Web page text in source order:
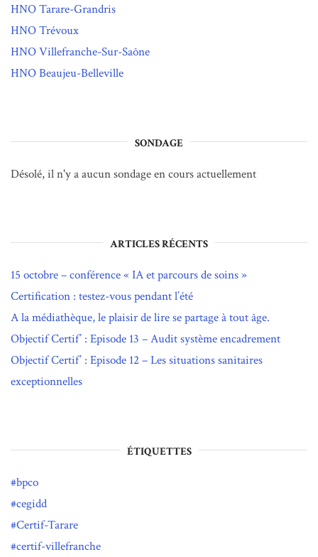
HNO Tarare-Grandris
HNO Trévoux
HNO Villefranche-Sur-Saône
HNO Beaujeu-Belleville
SONDAGE
Désolé, il n'y a aucun sondage en cours actuellement
ARTICLES RÉCENTS
15 octobre – conférence « IA et parcours de soins »
Certification : testez-vous pendant l’été
A la médiathèque, le plaisir de lire se partage à tout âge.
Objectif Certif’ : Episode 13 – Audit système encadrement
Objectif Certif’ : Episode 12 – Les situations sanitaires
exceptionnelles
ÉTIQUETTES
bpco
cegidd
Certif-Tarare
certif-villefranche